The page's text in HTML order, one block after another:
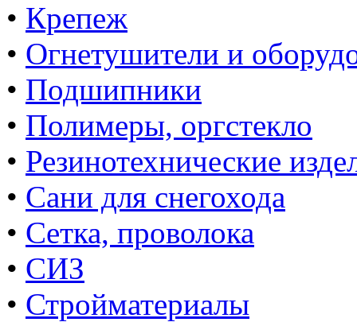
• Крепеж
• Огнетушители и
• Подшипники
• Полимеры, оргстекло
• Резинотехнические
• Сани для снегохода
• Сетка, проволока
• СИЗ
• Стройматериалы